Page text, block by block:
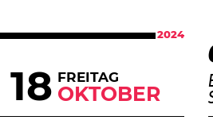
2024
18 FREITAG
OKTOBER